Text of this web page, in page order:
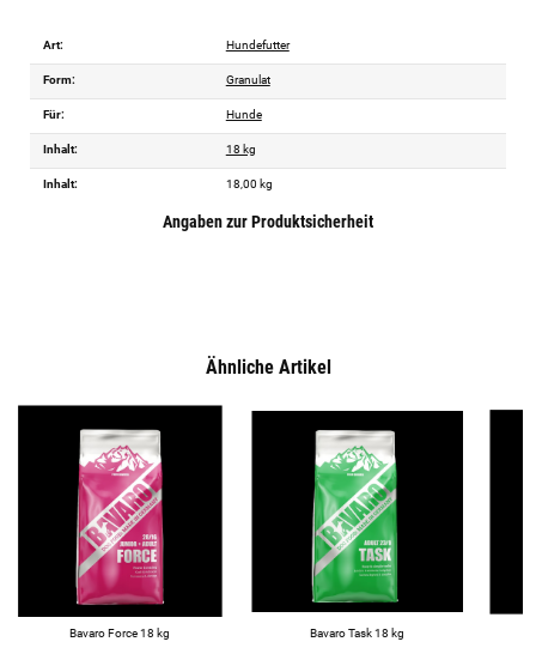
Art: Hundefutter
Form: Granulat
Für: Hunde
Inhalt: 18 kg
Inhalt: 18,00 kg
Angaben zur Produktsicherheit
Ähnliche Artikel
Bavaro Force 18 kg Bavaro Task 18 kg